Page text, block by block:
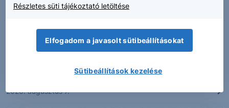
Erős lett a MOL második negyedéve
PIACI HÍREK
2026. augusztus 7.
Részletes süti tájékoztató letöltése
Elfogadom a javasolt sütibeállításokat
Sütibeállítások kezelése